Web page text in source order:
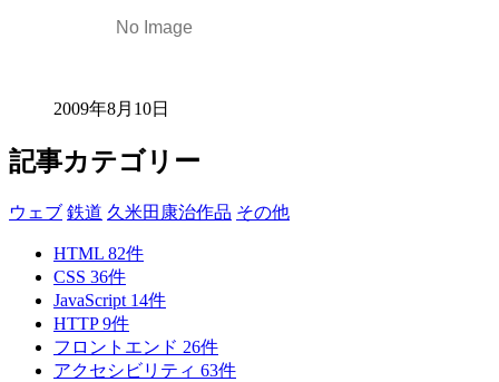
2009年8月10日
記事カテゴリー
ウェブ 鉄道 久米田康治作品 その他
HTML 82件
CSS 36件
JavaScript 14件
HTTP9件
フロントエンド 26件
アクセシビリティ 63件